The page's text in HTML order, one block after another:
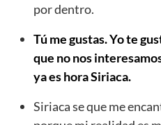
por dentro.
Tú me gustas. Yo te
que no nos
ya es hora Siriaca.
Siriaca se que me